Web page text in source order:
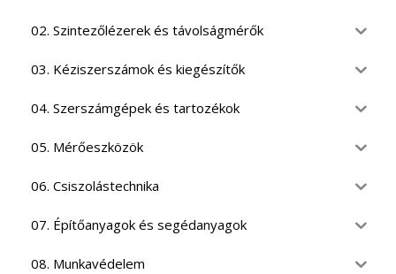
02. Szintezőlézerek és távolságmérők
03. Kéziszerszámok és kiegészítők
04. Szerszámgépek és tartozékok
05. Mérőeszközök
06. Csiszolástechnika
07. Építőanyagok és segédanyagok
08. Munkavédelem